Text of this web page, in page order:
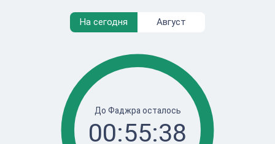
На сегодня Август
До Фаджра осталось
00:55:38